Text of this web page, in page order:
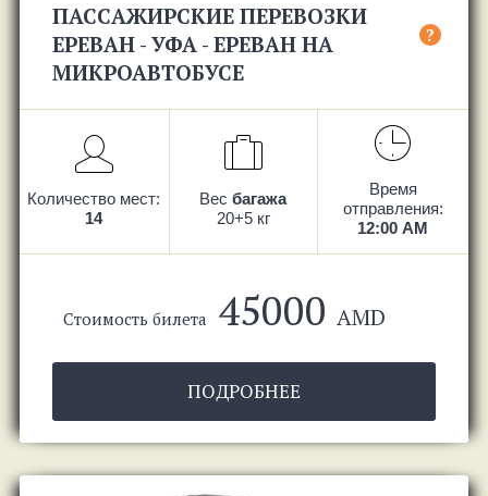
ПАССАЖИРСКИЕ ПЕРЕВОЗКИ
ЕРЕВАН - УФА - ЕРЕВАН НА
МИКРОАВТОБУСЕ
?
Количество мест:
14
Весбагажа
20+5 кг
Время
отправления:
12:00 AM
Стоимость билета 45000 AMD
ПОДРОБНЕЕ